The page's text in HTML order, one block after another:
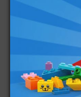
LEGO® BRIQUE 2X6
0,99€